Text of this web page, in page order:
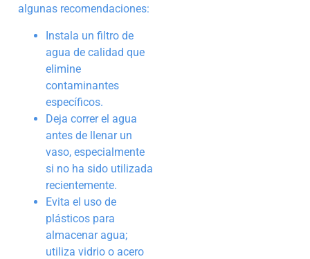
algunas recomendaciones:
Instala un filtro de
agua de calidad que
elimine
contaminantes
específicos.
Deja correr el agua
antes de llenar un
vaso, especialmente
si no ha sido utilizada
recientemente.
Evita el uso de
plásticos para
almacenar agua;
utiliza vidrio o acero